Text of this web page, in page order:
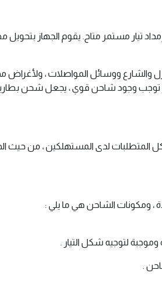
تيار مستمر متاح. يقوم الجهاز بتحويل
والشارع ووسائل المواصلات ، ولأغراض
توجب وجود شاحن قوي ، يجعل شحن
المتطلبات لدى المستهلكين ، من حيث
.